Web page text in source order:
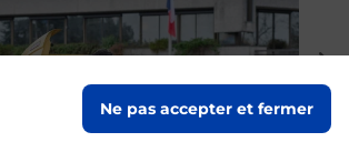
Ne pas accepter et fermer
de